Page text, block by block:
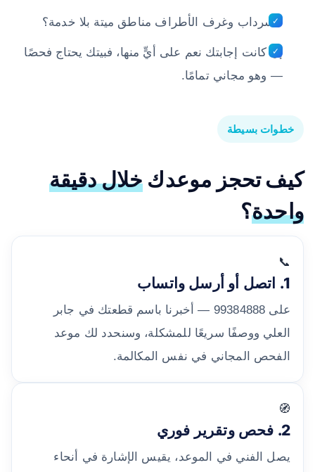
السرداب وغرف الأطراف مناطق ميتة بلا خدمة؟
إن كانت إجابتك نعم على أيٍّ منها، فبيتك يحتاج فحصًا
— وهو مجاني تمامًا.
خطوات بسيطة
كيف تحجز موعدك خلال دقيقة
واحدة؟
📞
1. اتصل أو أرسل واتساب
على 99384888 — أخبرنا باسم قطعتك في جابر
العلي ووصفًا سريعًا للمشكلة، وسنحدد لك موعد
الفحص المجاني في نفس المكالمة.
🧭
2. فحص وتقرير فوري
يصل الفني في الموعد، يقيس الإشارة في أنحاء